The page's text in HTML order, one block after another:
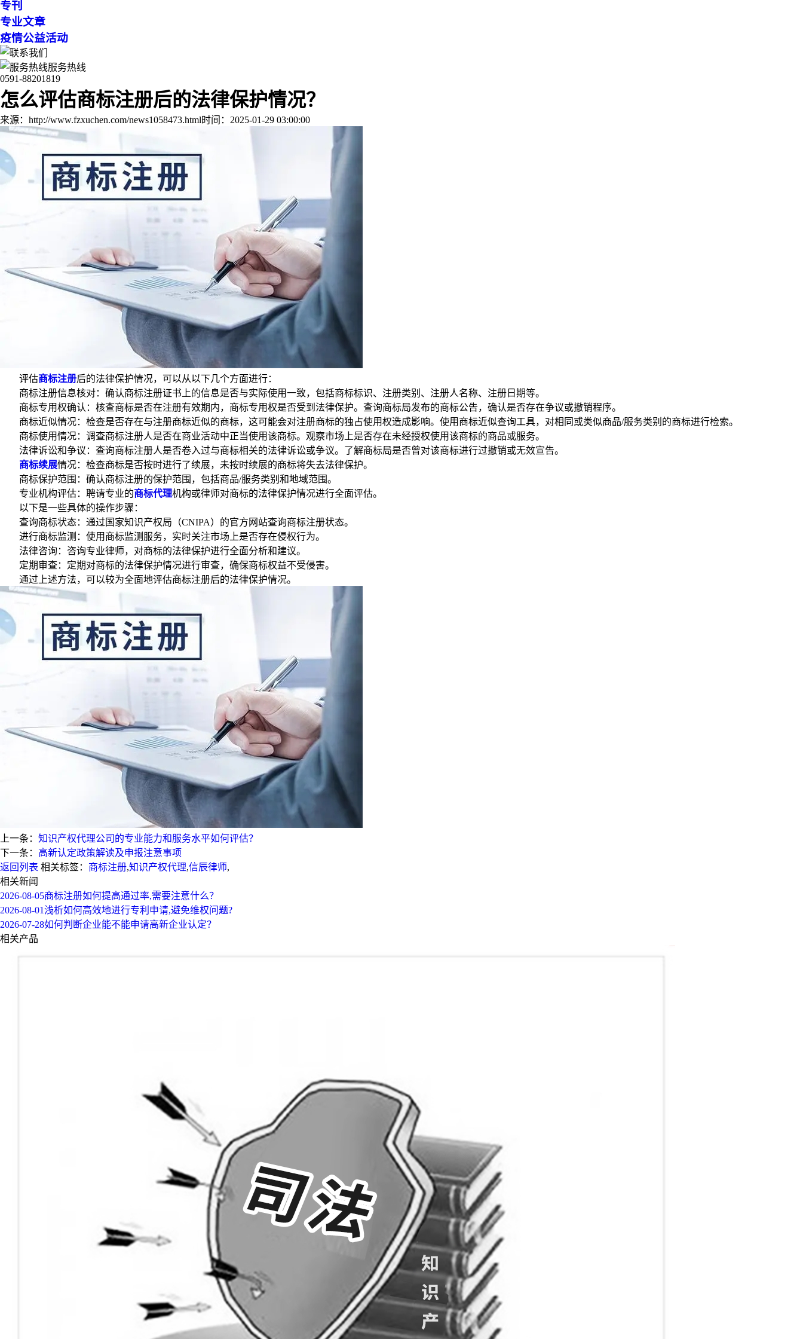
专刊
专业文章
疫情公益活动
服务热线
0591-88201819
怎么评估商标注册后的法律保护情况？
来源：http://www.fzxuchen.com/news1058473.html时间：2025-01-29 03:00:00
评估商标注册后的法律保护情况，可以从以下几个方面进行：
商标注册信息核对：确认商标注册证书上的信息是否与实际使用一致，包括商标标识、注册类别、注册人名称、注册日期等。
商标专用权确认：核查商标是否在注册有效期内，商标专用权是否受到法律保护。查询商标局发布的商标公告，确认是否存在争议或撤销程序。
商标近似情况：检查是否存在与注册商标近似的商标，这可能会对注册商标的独占使用权造成影响。使用商标近似查询工具，对相同或类似商品/服务类别的商标进行检索。
商标使用情况：调查商标注册人是否在商业活动中正当使用该商标。观察市场上是否存在未经授权使用该商标的商品或服务。
法律诉讼和争议：查询商标注册人是否卷入过与商标相关的法律诉讼或争议。了解商标局是否曾对该商标进行过撤销或无效宣告。
商标续展情况：检查商标是否按时进行了续展，未按时续展的商标将失去法律保护。
商标保护范围：确认商标注册的保护范围，包括商品/服务类别和地域范围。
专业机构评估：聘请专业的商标代理机构或律师对商标的法律保护情况进行全面评估。
以下是一些具体的操作步骤：
查询商标状态：通过国家知识产权局（CNIPA）的官方网站查询商标注册状态。
进行商标监测：使用商标监测服务，实时关注市场上是否存在侵权行为。
法律咨询：咨询专业律师，对商标的法律保护进行全面分析和建议。
定期审查：定期对商标的法律保护情况进行审查，确保商标权益不受侵害。
通过上述方法，可以较为全面地评估商标注册后的法律保护情况。
上一条： 知识产权代理公司的专业能力和服务水平如何评估？
下一条： 高新认定政策解读及申报注意事项
返回列表 相关标签： 商标注册,知识产权代理,信辰律师,
相关新闻
2026-08-05商标注册如何提高通过率,需要注意什么？
2026-08-01浅析如何高效地进行专利申请,避免维权问题?
2026-07-28如何判断企业能不能申请高新企业认定？
相关产品